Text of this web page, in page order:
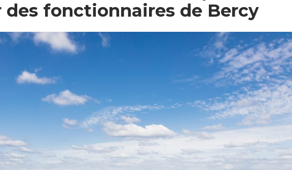
fonctionnaires de Bercy